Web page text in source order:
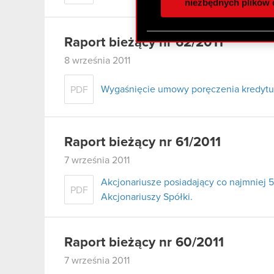
otrzymanymi od Ciebie
zgadasz się na używanie
niezbędnych plików
Raport bieżący nr 62/2011
8 września 2011
PDF Wygaśnięcie umowy poręczenia
Raport bieżący nr 61/2011
7 września 2011
PDF
Akcjonariusze posiadający co najmniej
Akcjonariuszy Spółki.
Raport bieżący nr 60/2011
7 września 2011